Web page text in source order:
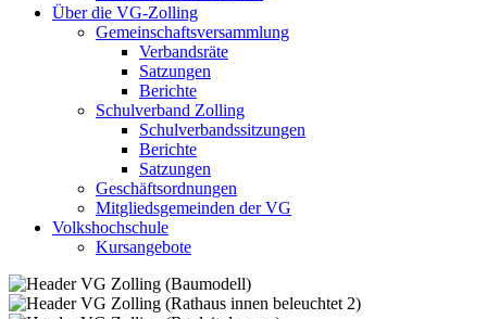
Über die VG-Zolling
Gemeinschaftsversammlung
Verbandsräte
Satzungen
Berichte
Schulverband Zolling
Schulverbandssitzungen
Berichte
Satzungen
Geschäftsordnungen
Mitgliedsgemeinden der VG
Volkshochschule
Kursangebote